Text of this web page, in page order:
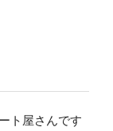
ト屋さんです